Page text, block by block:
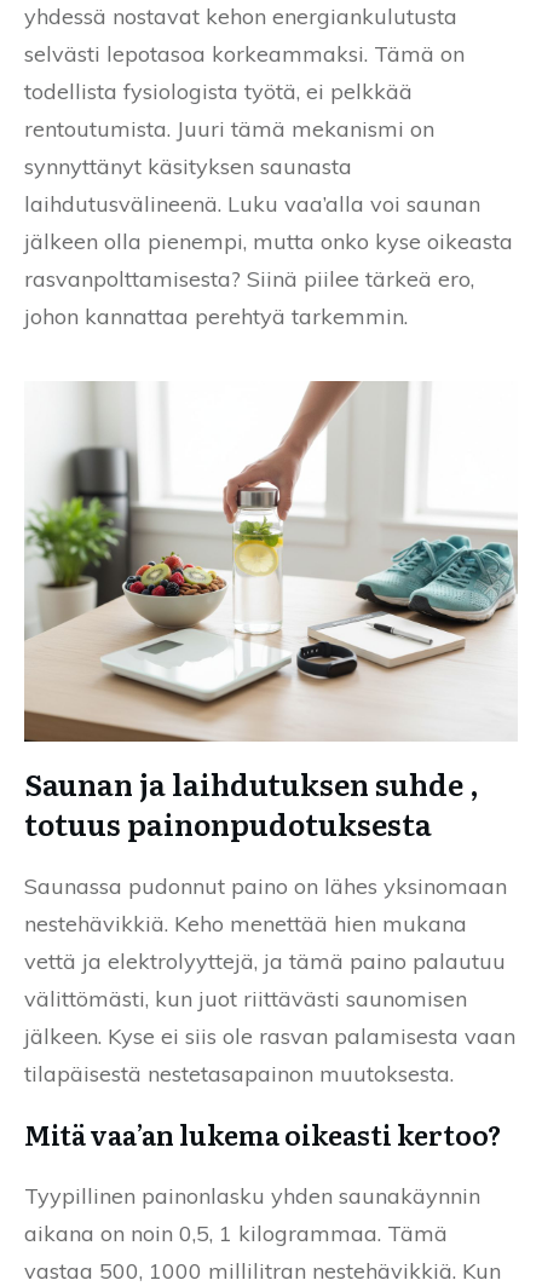
yhdessä nostavat kehon energiankulutusta
selvästi lepotasoa korkeammaksi. Tämä on
todellista fysiologista työtä, ei pelkkää
rentoutumista. Juuri tämä mekanismi on
synnyttänyt käsityksen saunasta
laihdutusvälineenä. Luku vaa’alla voi saunan
jälkeen olla pienempi, mutta onko kyse oikeasta
rasvanpolttamisesta? Siinä piilee tärkeä ero,
johon kannattaa perehtyä tarkemmin.
Saunan ja laihdutuksen suhde ,
totuus painonpudotuksesta
Saunassa pudonnut paino on lähes yksinomaan
nestehävikkiä. Keho menettää hien mukana
vettä ja elektrolyyttejä, ja tämä paino palautuu
välittömästi, kun juot riittävästi saunomisen
jälkeen. Kyse ei siis ole rasvan palamisesta vaan
tilapäisestä nestetasapainon muutoksesta.
Mitä vaa’an lukema oikeasti kertoo?
Tyypillinen painonlasku yhden saunakäynnin
aikana on noin 0,5, 1 kilogrammaa. Tämä
vastaa 500, 1000 millilitran nestehävikkiä. Kun